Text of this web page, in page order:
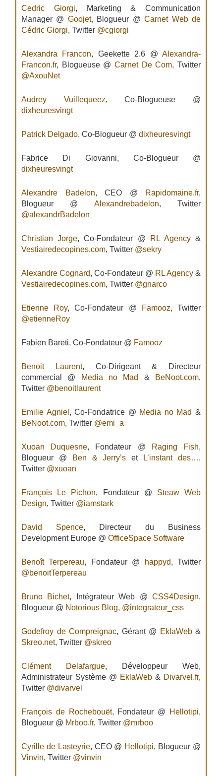
Cedric Giorgi, Marketing & Communication
Manager @ Goojet, Blogueur @Carnet Web de
Cédric Giorgi, Twitter @cgiorgi
Alexandra Francon, Geekette 2.6 @Alexandra-
Francon.fr, Blogueuse @ Carnet De Com, Twitter
@AxouNet
Audrey Vuillequeez, Co-Blogueuse @
dixheuresvingt
Patrick Delgado, Co-Blogueur @ dixheuresvingt
Fabrice Di Giovanni, Co-Blogueur @
dixheuresvingt
Alexandre Badelon, CEO @ Rapidomaine.fr,
Blogueur @ Alexandrebadelon, Twitter
@alexandrBadelon
Christian Jorge, Co-Fondateur @ RL Agency&
Vestiairedecopines.com, Twitter @sekry
Alexandre Cognard, Co-Fondateur @ RL Agency &
Vestiairedecopines.com, Twitter @gnarco
Etienne Roy, Co-Fondateur @ Famooz, Twitter
@etienneRoy
Fabien Bareti, Co-Fondateur @ Famooz
Benoit Laurent, Co-Dirigeant & Directeur
commercial @
Media no Mad & BeNoot.com,
Twitter @benoitlaurent
Emilie Agniel , Co-Fondatrice @ Media no Mad &
BeNoot.com, Twitter @emi_a
Xuoan Duquesne, Fondateur @ Raging Fish,
Blogueur @
Ben & Jerry’s et L’instant des…,
Twitter @xuoan
François Le Pichon, Fondateur @ Steaw Web
Design, Twitter @iamstark
David Spence, Directeur du Business
Development Europe @ OfficeSpace Software
Benoît Terpereau, Fondateur @ happyd, Twitter
@benoitTerpereau
Bruno Bichet, Intégrateur Web @CSS4Design,
Blogueur @ Notorious Blog, @integrateur_css
Godefroy de Compreignac, Gérant @ EklaWeb&
Skreo.net, Twitter @skreo
Clément Delafargue, Développeur Web,
Administrateur Système @ EklaWeb & Divarvel.fr,
Twitter @divarvel
François de Rochebouët, Fondateur @ Hellotipi,
Blogueur @ Mrboo.fr, Twitter @mrboo
Cyrille de Lasteyrie, CEO @ Hellotipi, Blogueur @
Vinvin, Twitter @vinvin